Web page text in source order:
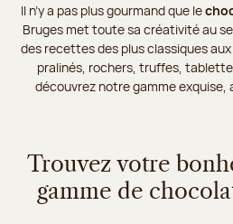
Il n’y a pas plus gourmand que le
Bruges met toute sa créativité au
des recettes des plus classiques
pralinés, rochers, truffes,
découvrez notre gamme exquise,
Trouvez votre
gamme de